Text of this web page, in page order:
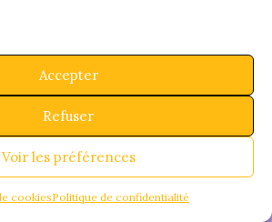
Accepter
Refuser
Voir les préférences
cookiesPolitique de confidentialité